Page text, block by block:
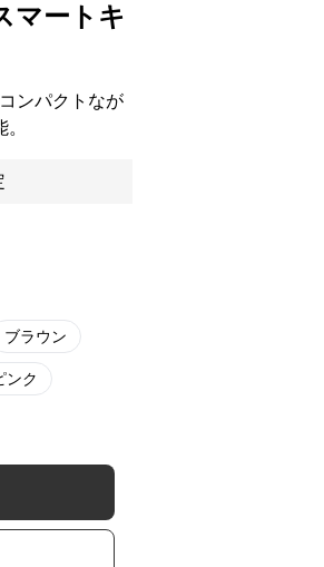
マートキ
ンパクトなが
ブラウン
ンク